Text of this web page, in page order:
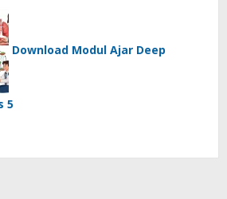
Download Modul Ajar Deep
5